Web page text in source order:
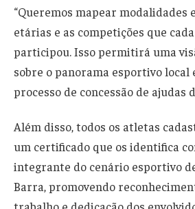
“Queremos mapear modalidades
etárias e as competições que
participou. Isso permitirá uma
sobre o panorama esportivo local
processo de concessão de ajudas
Além disso, todos os atletas
um certificado que os identifica
integrante do cenário esportivo
Barra, promovendo